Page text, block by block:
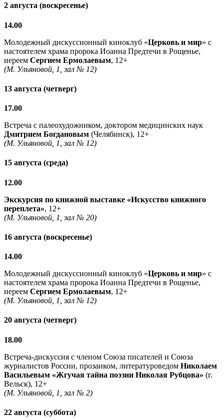
2 августа (воскресенье)
14.00
Молодежный дискуссионный киноклуб «Церковь и мир» с
настоятелем храма пророка Иоанна Предтечи в Рощенье,
иереем Сергием Ермолаевым, 12+
(М. Ульяновой, 1, зал № 12)
13 августа (четверг)
17.00
Встреча с палеохудожником, доктором медицинских наук
Дмитрием Богдановым (Челябинск), 12+
(М. Ульяновой, 1, зал № 12)
15 августа (среда)
12.00
Экскурсия по книжной выставке «Искусство книжного
переплета», 12+
(М. Ульяновой, 1, зал № 20)
16 августа (воскресенье)
14.00
Молодежный дискуссионный киноклуб «Церковь и мир» с
настоятелем храма пророка Иоанна Предтечи в Рощенье,
иереем Сергием Ермолаевым, 12+
(М. Ульяновой, 1, зал № 12)
20 августа (четверг)
18.00
Встреча-дискуссия с членом Союза писателей и Союза
журналистов России, прозаиком, литературоведом Николаем
Васильевым «Жгучая тайна поэзии Николая Рубцова» (г.
Вельск), 12+
(М. Ульяновой, 1, зал № 2)
22 августа (суббота)